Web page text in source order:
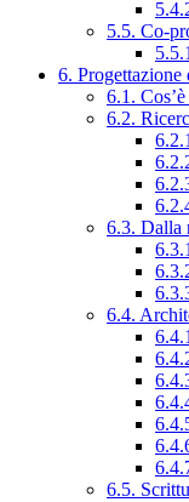
5.5. Co-
6. Progettazione
6.1.
6.2.
6.3. Dalla
6.4.
6.5.